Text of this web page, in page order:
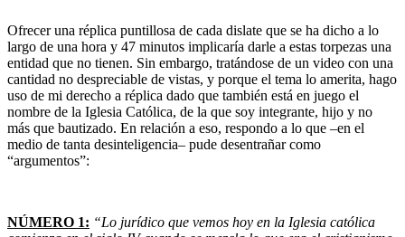
Ofrecer una réplica puntillosa de cada dislate que se ha dicho a lo
largo de una hora y 47 minutos implicaría darle a estas torpezas una
entidad que no tienen. Sin embargo, tratándose de un video con una
cantidad no despreciable de vistas, y porque el tema lo amerita, hago
uso de mi derecho a réplica dado que también está en juego el
nombre de la Iglesia Católica, de la que soy integrante, hijo y no
más que bautizado. En relación a eso, respondo a lo que –en el
medio de tanta desinteligencia– pude desentrañar como
“argumentos”:
NÚMERO 1: “Lo jurídico que vemos hoy en la Iglesia católica